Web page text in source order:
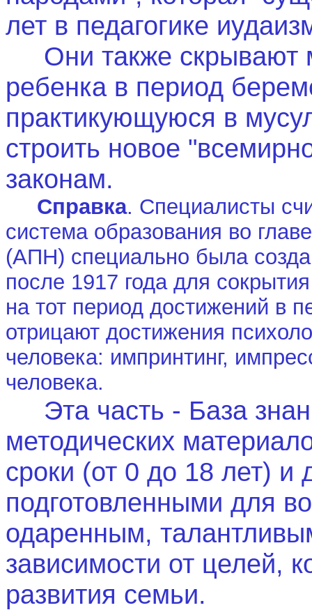
лет в педагогике
Они также скрывают
ребенка в период
практикующуюся в
строить новое
законам.
Справка. Специалисты
система образования во
(АПН) специально была
после 1917 года для
на тот период достижений в
отрицают достижения
человека: импринтинг,
человека.
Эта часть - База
методических
сроки (от 0 до 18 лет) и
подготовленными для
одаренным,
зависимости от целей,
развития семьи.